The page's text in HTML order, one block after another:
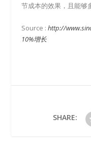
节成本的效果，且能够
Source :http://
10%增长
SHARE: